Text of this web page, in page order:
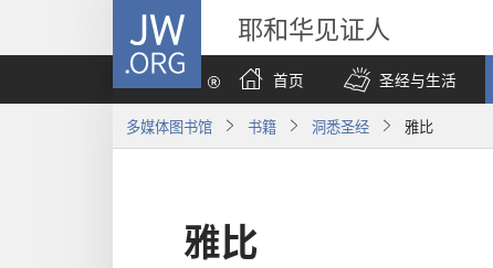
JW.ORG 耶和华见证人
首页
圣经与生活
多媒体图书馆 书籍 洞悉圣经 雅比
雅比